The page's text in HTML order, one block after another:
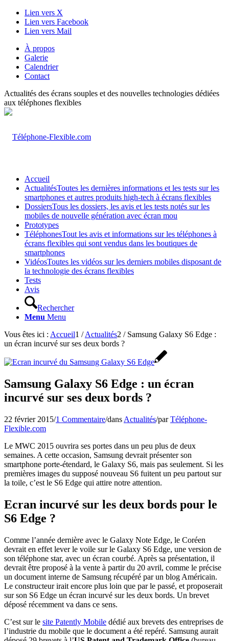
Lien vers X
Lien vers Facebook
Lien vers Mail
À propos
Galerie
Calendrier
Contact
Actualités des écrans souples et des nouvelles technologies dédiées
aux téléphones flexibles
Accueil
ActualitésToutes les dernières informations et les tests sur les
smartphones et autres produits high-tech à écrans flexibles
DossiersTous les dossiers, les avis et les tests notés sur les
mobiles de nouvelle génération avec écran mou
Prototypes
TéléphonesTout les avis et informations sur les téléphones à
écrans flexibles qui sont vendus dans les boutiques de
smartphones
VidéosToutes les vidéos sur les derniers mobiles disposant de
la technologie des écrans flexibles
Tests
Avis
Rechercher
Menu Menu
Vous êtes ici : Accueil1 / Actualités2 / Samsung Galaxy S6 Edge :
un écran incurvé sur ses deux bords ?
Samsung Galaxy S6 Edge : un écran
incurvé sur ses deux bords ?
22 février 2015/1 Commentaire/dans Actualités/parTéléphone-
Flexible.com
Le MWC 2015 ouvrira ses portes dans un peu plus de deux
semaines. A cette occasion, Samsung devrait présenter son
smartphone porte-étendard, le Galaxy S6, mais pas seulement. Si les
premières images du supposé nouveau S6 fuitent un peu partout sur
la toile, c’est le S6 Edge qui attire notre attention.
Ecran incurvé sur les deux bords pour le
S6 Edge ?
Comme l’année dernière avec le Galaxy Note Edge, le Coréen
devrait en effet lever le voile sur le Galaxy S6 Edge, une version de
son téléphone star, avec un écran courbé. Après sa présentation, il
devrait être proposé à la vente à partir du 20 avril, comme le précise
un document interne de Samsung récupéré par un blog Américain.
Le constructeur irait encore plus loin que par le passé, et proposerait
sur son S6 Edge un écran incurvé sur les deux bords. Un brevet
déposé récemment va dans ce sens.
C’est sur le site Patently Mobile dédié aux brevets des entreprises de
l’industrie du mobile que le document a été repéré. Samsung aurait